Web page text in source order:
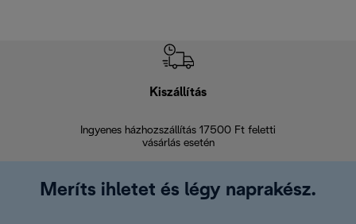
Kiszállítás
Ingyenes házhozszállítás 17500 Ft feletti
vásárlás esetén
Meríts ihletet és légy naprakész.